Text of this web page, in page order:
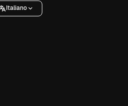
Italiano